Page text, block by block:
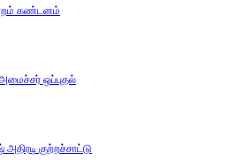
கண்டனம்
அமைச்சர் ஒப்புதல்
குற்றச்சாட்டு